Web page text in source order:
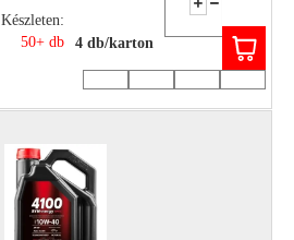
Készleten:
50+ db
4 db/karton